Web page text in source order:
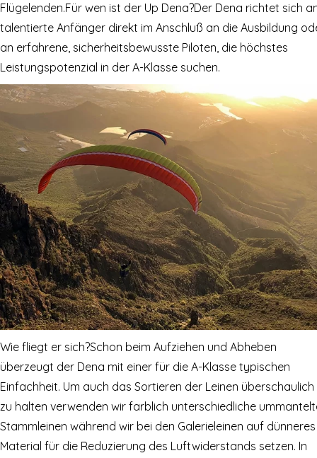
Flügelenden.Für wen ist der Up Dena?Der Dena richtet sich
talentierte Anfänger direkt im Anschluß an die Ausbildung
an erfahrene, sicherheitsbewusste Piloten, die höchstes
Leistungspotenzial in der A-Klasse suchen.
Wie fliegt er sich?Schon beim Aufziehen und Abheben
überzeugt der Dena mit einer für die A-Klasse typischen
Einfachheit. Um auch das Sortieren der Leinen überschaulich
zu halten verwenden wir farblich unterschiedliche
Stammleinen während wir bei den Galerieleinen auf dünneres
Material für die Reduzierung des Luftwiderstands setzen. In